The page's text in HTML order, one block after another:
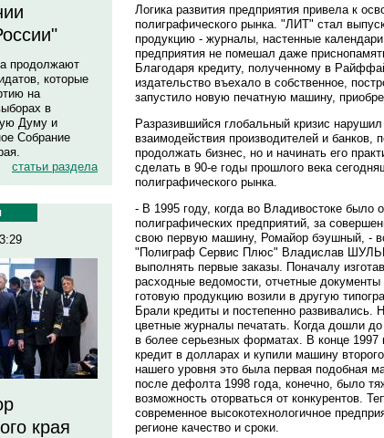
продолжают
которые
на
в
Думу и
Собрание
статьи раздела
края
Логика развития предприятия привела к
полиграфического рынка. "ЛИТ" стал
продукцию - журналы, настенные
предприятия не помешал даже
Благодаря кредиту, полученному в
издательство въехало в собственное,
запустило новую печатную машину,
Разразившийся глобальный кризис
взаимодействия производителей и банков,
продолжать бизнес, но и начинать его
сделать в 90-е годы прошлого века
полиграфического рынка.
- В 1995 году, когда во Владивостоке было
полиграфических предприятий, за
свою первую машину, Ромайор бэушный, -
"Полиграф Сервис Плюс" Владислав
выполнять первые заказы. Поначалу
расходные ведомости, отчетные документы
готовую продукцию возили в другую
Брали кредиты и постепенно развивались.
цветные журналы печатать. Когда дошли до
в более серьезных форматах. В конце 1997
кредит в долларах и купили машину
нашего уровня это была первая подобная
после дефолта 1998 года, конечно, было
возможность оторваться от конкурентов.
современное высокотехнологичное
регионе качество и сроки.